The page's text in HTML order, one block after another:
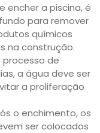
encher a piscina, é
para remover
químicos
na construção.
processo de
a água deve ser
a proliferação
o enchimento, os
ser colocados